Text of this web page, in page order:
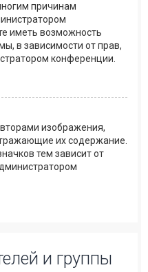
причинам
иметь возможность
в зависимости от прав,
конференции.
изображения,
их содержание.
тем зависит от
и группы